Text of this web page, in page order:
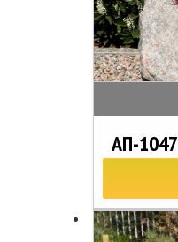
АП-1047